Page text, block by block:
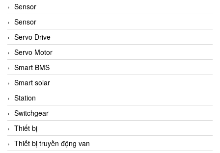
Sensor
Sensor
Servo Drive
Servo Motor
Smart BMS
Smart solar
Station
Switchgear
Thiết bị
Thiết bị truyền động van